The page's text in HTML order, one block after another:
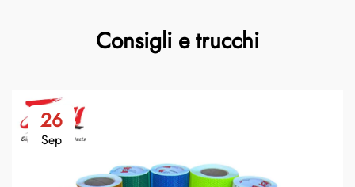
Consigli e trucchi
26
Sep